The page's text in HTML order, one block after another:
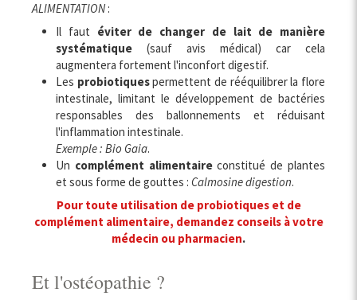
ALIMENTATION :
Il faut éviter de changer de lait de manière
systématique (sauf avis médical) car cela
augmentera fortement l'inconfort digestif.
Les probiotiquespermettent de rééquilibrer la flore
intestinale, limitant le développement de bactéries
responsables des ballonnements et réduisant
l'inflammation intestinale.
Exemple : Bio Gaia.
Un complément alimentaireconstitué de plantes
et sous forme de gouttes : Calmosine digestion.
Pour toute utilisation de probiotiques et de
complément alimentaire, demandez conseils à votre
médecin ou pharmacien.
Et l'ostéopathie ?